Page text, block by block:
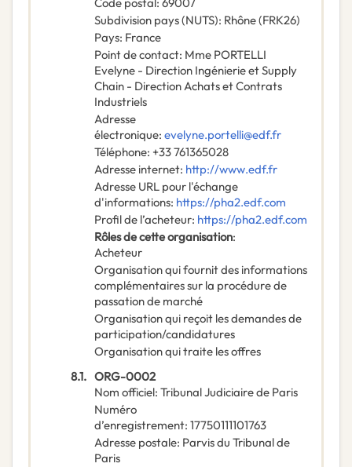
Subdivision pays (NUTS): Rhône(FRK26)
Pays: France
Point de contact: Mme PORTELLI
Evelyne - Direction Ingénierie et Supply
Chain - Direction Achats et Contrats
Industriels
Adresse
électronique: evelyne.portelli@edf.fr
Téléphone: +33 761365028
Adresse internet: http://www.edf.fr
Adresse URL pour l'échange
d'informations: https://pha2.edf.com
Profil de l’acheteur: https://pha2.edf.com
Rôles de cette organisation:
Acheteur
Organisation qui fournit des informations
complémentaires sur la procédure de
passation de marché
Organisation qui reçoit les demandes de
participation/candidatures
Organisation qui traite les offres
8.1. ORG-0002
Nom officiel: Tribunal Judiciaire de Paris
Numéro
d’enregistrement: 17750111101763
Adresse postale: Parvis du Tribunal de
Paris